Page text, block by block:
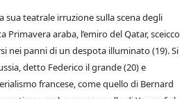
sua teatrale irruzione sulla scena degli
araba, l’emiro del Qatar, sceicco
nei panni di un despota illuminato (19). Si
detto Federico il grande (20) e
francese, come quello di Bernard